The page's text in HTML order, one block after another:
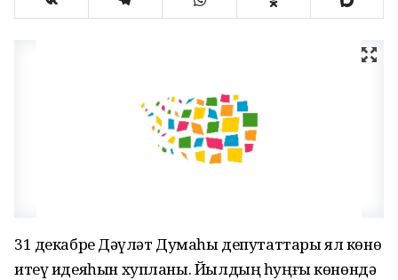
31 декабрҙе Дәүләт Думаһы депутаттары ял көнө
итеү идеяһын хупланы. Йылдың һуңғы көнөндә